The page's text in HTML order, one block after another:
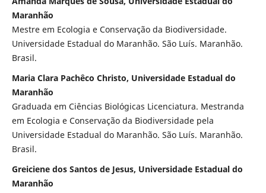
Maranhão
Mestre em Ecologia e Conservação da Biodiversidade.
Universidade Estadual do Maranhão. São Luís. Maranhão.
Brasil.
Maria Clara Pachêco Christo, Universidade Estadual do
Maranhão
Graduada em Ciências Biológicas Licenciatura. Mestranda
em Ecologia e Conservação da Biodiversidade pela
Universidade Estadual do Maranhão. São Luís. Maranhão.
Brasil.
Greiciene dos Santos de Jesus, Universidade Estadual do
Maranhão